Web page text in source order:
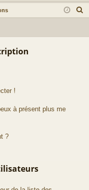
xi
on
pti
on
!
à présent plus me
?